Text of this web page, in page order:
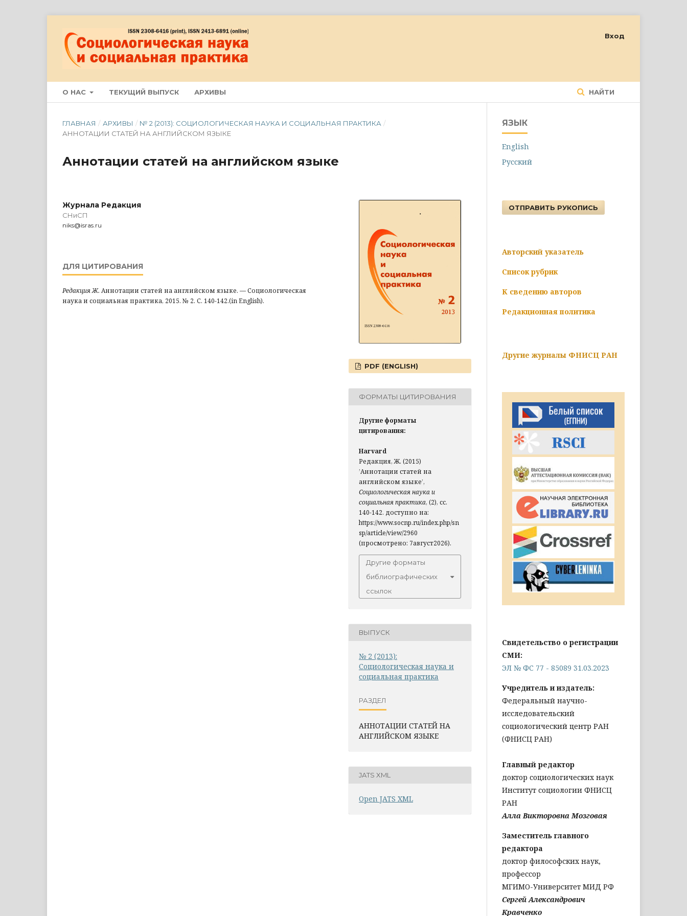
О НАС ТЕКУЩИЙ ВЫПУСК АРХИВЫ НАЙТИ
Вход
ГЛАВНАЯ / АРХИВЫ / № 2 (2013): СОЦИОЛОГИЧЕСКАЯ НАУКА И СОЦИАЛЬНАЯ ПРАКТИКА /
АННОТАЦИИ СТАТЕЙ НА АНГЛИЙСКОМ ЯЗЫКЕ
Аннотации статей на английском языке
Журнала Редакция
СНиСП
niks@isras.ru
ДЛЯ ЦИТИРОВАНИЯ
Редакция Ж. Аннотации статей на английском языке. — Социологическая
наука и социальная практика, 2015. № 2. С. 140-142.(in English).
PDF (ENGLISH)
ФОРМАТЫ ЦИТИРОВАНИЯ
Другие форматы
цитирования:
Harvard
Редакция, Ж. (2015)
’Аннотации статей на
английском языке’,
Социологическая наука и
социальная практика, (2), сс.
140-142. доступно на:
https://www.socnp.ru/index.php/sn
sp/article/view/2960
(просмотрено: 7август2026).
Другие форматы
библиографических
ссылок
ВЫПУСК
№ 2 (2013):
Социологическая наука и
социальная практика
РАЗДЕЛ
АННОТАЦИИ СТАТЕЙ НА
АНГЛИЙСКОМ ЯЗЫКЕ
JATS XML
Open JATS XML
ЯЗЫК
English
Русский
ОТПРАВИТЬ РУКОПИСЬ
Авторский указатель
Список рубрик
К сведению авторов
Редакционная политика
Другие журналы ФНИСЦ РАН
Свидетельство о регистрации
СМИ:
ЭЛ № ФС 77 - 85089 31.03.2023
Учредитель и издатель:
Федеральный научно-
исследовательский
социологический центр РАН
(ФНИСЦ РАН)
Главный редактор
доктор социологических наук
Институт социологии ФНИСЦ
РАН
Алла Викторовна Мозговая
Заместитель главного
редактора
доктор философских наук,
профессор
МГИМО-Университет МИД РФ
Сергей Александрович
Кравченко